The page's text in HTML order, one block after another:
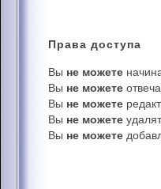
Права доступа
Вы не можете
Вы не можете
Вы не можете
Вы не можете
Вы не можете